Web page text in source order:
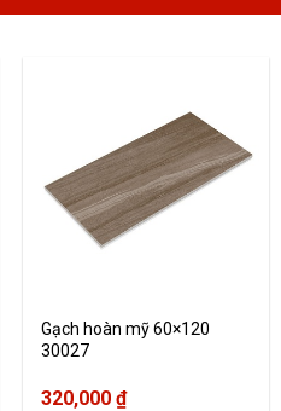
Gạch hoàn mỹ 60×120
30027
320,000 ₫